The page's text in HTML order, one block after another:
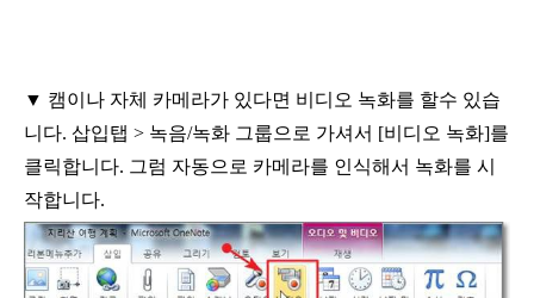
▼ 캠이나 자체 카메라가 있다면 비디오 녹화를 할수 있습
니다. 삽입탭 > 녹음/녹화 그룹으로 가셔서 [비디오 녹화]를
클릭합니다. 그럼 자동으로 카메라를 인식해서 녹화를 시
작합니다.